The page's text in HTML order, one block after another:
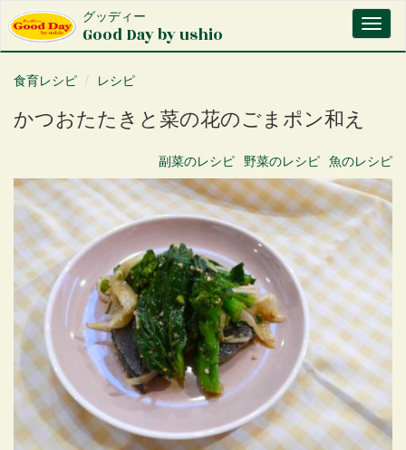
イ
グッディー
Good Day by ushio
食育レシピ
レシピ
かつおたたきと菜の花のごまポン和え
副菜のレシピ 野菜のレシピ 魚のレシピ